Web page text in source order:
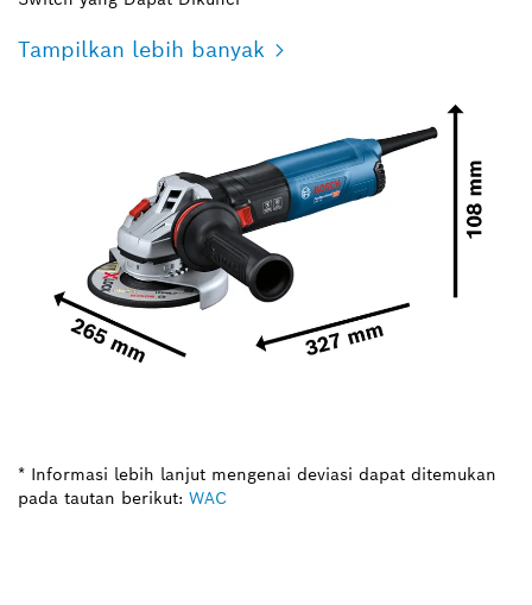
Tampilkan lebih banyak
* Informasi lebih lanjut mengenai deviasi dapat ditemukan
pada tautan berikut: WAC